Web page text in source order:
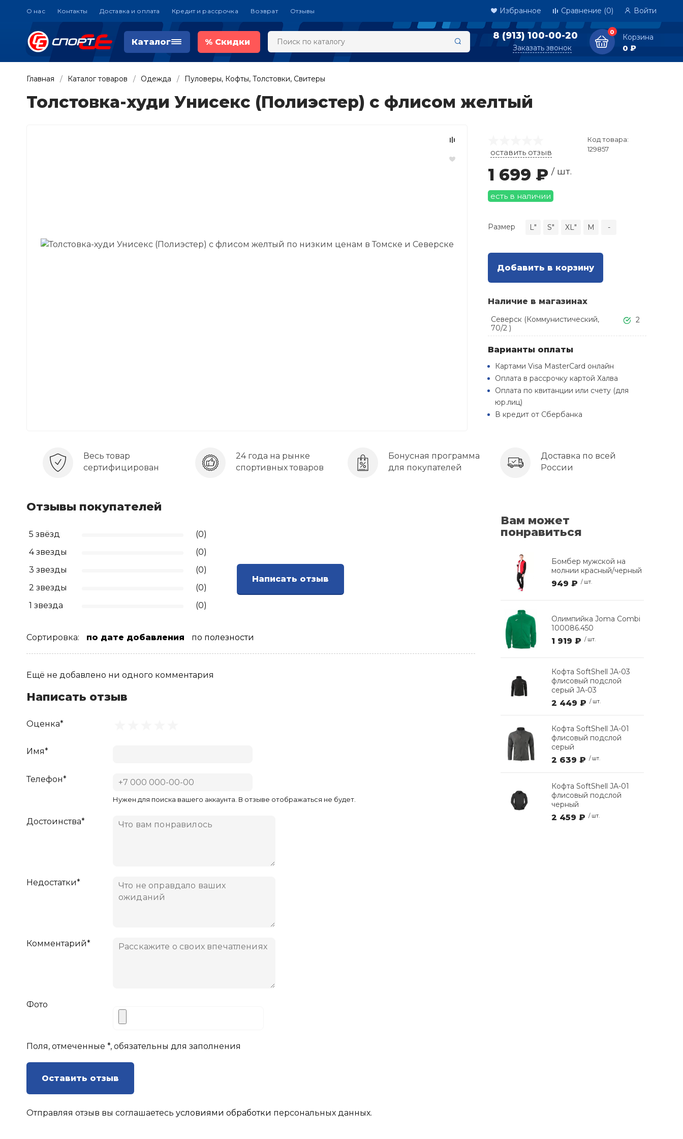
О нас Контакты Доставка и оплата Кредит и рассрочка Возврат Отзывы Избранное Сравнение (0) Войти
Каталог % Скидки
8 (913) 100-00-20
Заказать звонок
0
Корзина
0 ₽
Главная Каталог товаров Одежда Пуловеры, Кофты, Толстовки, Свитеры
Толстовка-худи Унисекс (Полиэстер) с флисом желтый
оставить отзыв
Код товара:
129857
1 699 ₽ / шт.
есть в наличии
Размер L" S" XL" М -
Добавить в корзину
Наличие в магазинах
Северск (Коммунистический,
70/2 )
2
Варианты оплаты
Картами Visa MasterCard онлайн
Оплата в рассрочку картой Халва
Оплата по квитанции или счету (для
юр.лиц)
В кредит от Сбербанка
Весь товар
сертифицирован
24 года на рынке
спортивных товаров
Бонусная программа
для покупателей
Доставка по всей
России
Отзывы покупателей
5 звёзд
(0)
4 звезды
(0)
3 звезды
(0)
2 звезды
(0)
1 звезда
(0)
Написать отзыв
Сортировка: по дате добавления по полезности
Ещё не добавлено ни одного комментария
Написать отзыв
Оценка*
Имя*
Телефон*
Нужен для поиска вашего аккаунта. В отзыве отображаться не будет.
Достоинства*
Недостатки*
Комментарий*
Фото
Поля, отмеченные *, обязательны для заполнения
Оставить отзыв
Отправляя отзыв вы соглашаетесь условиями обработки персональных данных.
Вам может
понравиться
Бомбер мужской на
молнии красный/черный
949 ₽ / шт.
Олимпийка Joma Combi
100086.450
1 919 ₽ / шт.
Кофта SoftShell JA-03
флисовый подслой
серый JA-03
2 449 ₽ / шт.
Кофта SoftShell JA-01
флисовый подслой
серый
2 639 ₽ / шт.
Кофта SoftShell JA-01
флисовый подслой
черный
2 459 ₽ / шт.